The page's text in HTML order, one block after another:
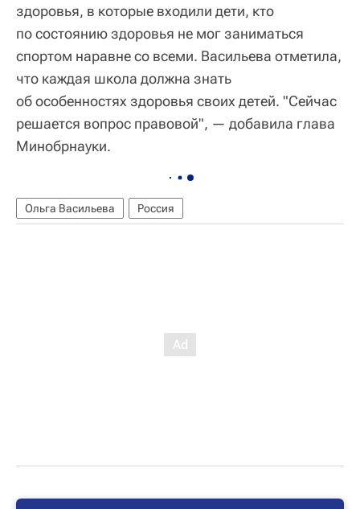
здоровья, в которые входили дети, кто
по состоянию здоровья не мог заниматься
спортом наравне со всеми. Васильева отметила,
что каждая школа должна знать
об особенностях здоровья своих детей. "Сейчас
решается вопрос правовой", — добавила глава
Минобрнауки.
Ольга Васильева Россия